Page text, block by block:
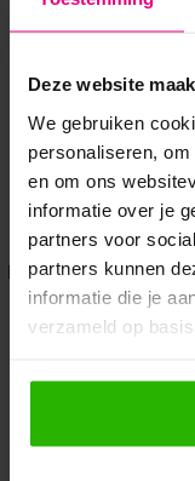
Deze website
We gebruiken
personaliseren,
en om ons
informatie over je
partners voor
partners kunnen
informatie die je
verzameld op
Als je op
toestemming om
gepersonaliseerde
Application error: a
loading